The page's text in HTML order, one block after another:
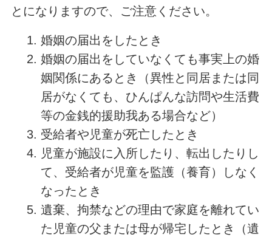
とになりますので、ご注意ください。
婚姻の届出をしたとき
婚姻の届出をしていなくても事実上の婚
姻関係にあるとき（異性と同居または同
居がなくても、ひんぱんな訪問や生活費
等の金銭的援助我ある場合など）
受給者や児童が死亡したとき
児童が施設に入所したり、転出したりし
て、受給者が児童を監護（養育）しなく
なったとき
遺棄、拘禁などの理由で家庭を離れてい
た児童の父または母が帰宅したとき（遺